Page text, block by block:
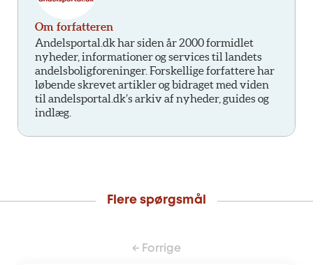
Om forfatteren
Andelsportal.dk har siden år 2000 formidlet
nyheder, informationer og services til landets
andelsboligforeninger. Forskellige forfattere har
løbende skrevet artikler og bidraget med viden
til andelsportal.dk’s arkiv af nyheder, guides og
indlæg.
Flere spørgsmål
← Forrige